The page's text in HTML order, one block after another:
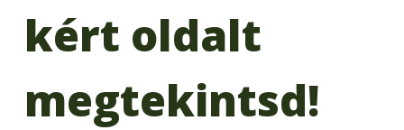
kért oldalt
megtekintsd!